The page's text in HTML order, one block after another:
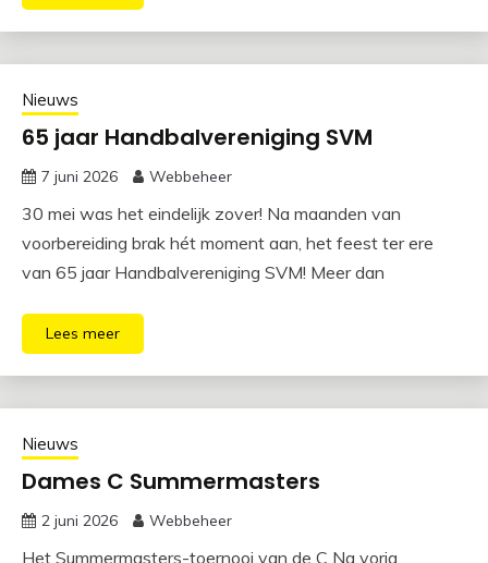
Nieuws
65 jaar Handbalvereniging SVM
7 juni 2026 Webbeheer
30 mei was het eindelijk zover! Na maanden van
voorbereiding brak hét moment aan, het feest ter ere
van 65 jaar Handbalvereniging SVM! Meer dan
Lees meer
Nieuws
Dames C Summermasters
2 juni 2026 Webbeheer
Het Summermasters-toernooi van de C Na vorig